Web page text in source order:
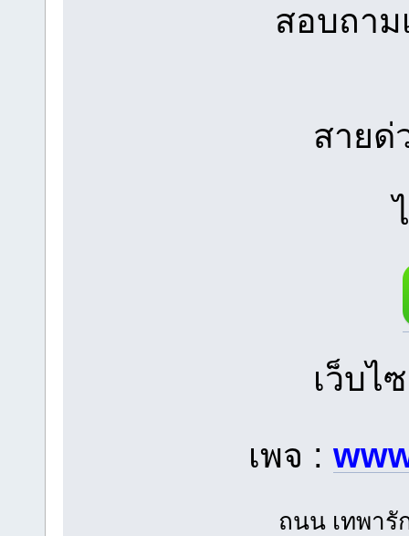
สอบถาม
สายด่
เว็บไ
เพจ :
ถนน เทพารั